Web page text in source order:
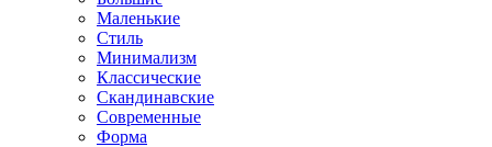
Маленькие
Стиль
Минимализм
Классические
Скандинавские
Современные
Форма